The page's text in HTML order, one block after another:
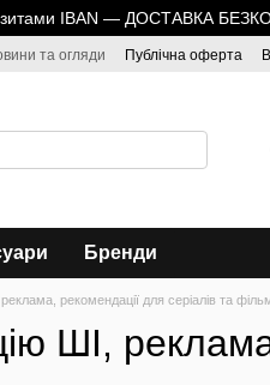
IBAN — ДОСТАВКА
та огляди Публічна оферта
Бренди
рекомендації для серіалів та
ШІ,